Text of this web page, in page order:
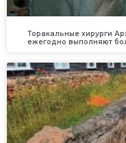
Торакальные хирурги
ежегодно выполняют